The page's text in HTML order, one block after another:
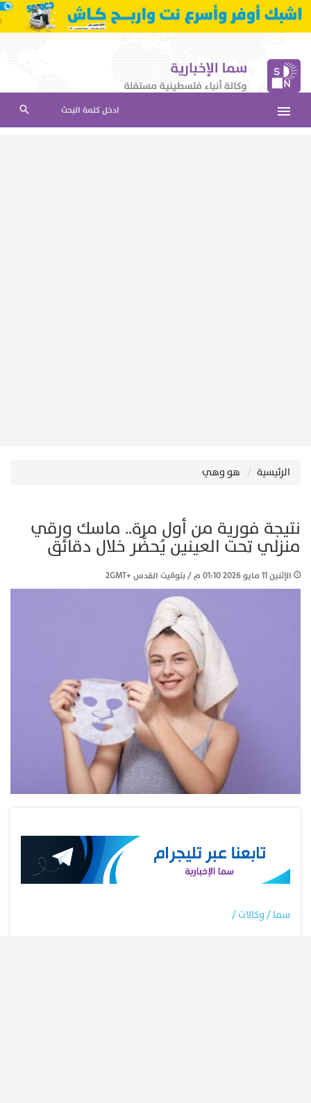
ادخل كلمة البحث
الرئيسية هو وهي
نتيجة فورية من أول مرة.. ماسك ورقي
منزلي تحت العينين يُحضَّر خلال دقائق
الإثنين 11 مايو 2026 01:10 م / بتوقيت القدس +2GMT
سما / وكالات /